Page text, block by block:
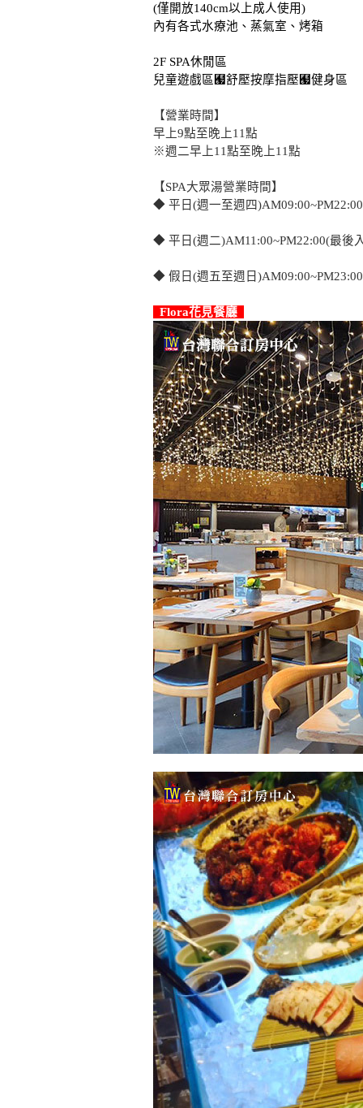
(僅開放140cm以上成人使用)
內有各式水療池、蒸氣室、烤箱
2F SPA休閒區
兒童遊戲區﹧舒壓按摩指壓﹧健身區
【營業時間】
早上9點至晚上11點
※週二早上11點至晚上11點
【SPA大眾湯營業時間】
◆ 平日(週一至週四
◆ 平日(週二)AM11:00~PM22:00(最後
◆ 假日(週五至週日
Flora花見餐廳